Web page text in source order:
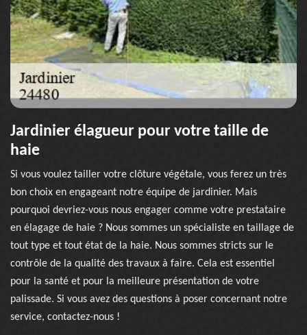
Jardinier élagueur pour votre taille de
haie
Si vous voulez tailler votre clôture végétale, vous ferez un très
bon choix en engageant notre équipe de jardinier. Mais
pourquoi devriez-vous nous engager comme votre prestataire
en élagage de haie ? Nous sommes un spécialiste en taillage de
tout type et tout état de la haie. Nous sommes stricts sur le
contrôle de la qualité des travaux à faire. Cela est essentiel
pour la santé et pour la meilleure présentation de votre
palissade. Si vous avez des questions à poser concernant notre
service, contactez-nous !